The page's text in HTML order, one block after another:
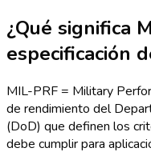
¿Qué significa
especificación
MIL-PRF = Military
de rendimiento del
(DoD) que definen los
debe cumplir para